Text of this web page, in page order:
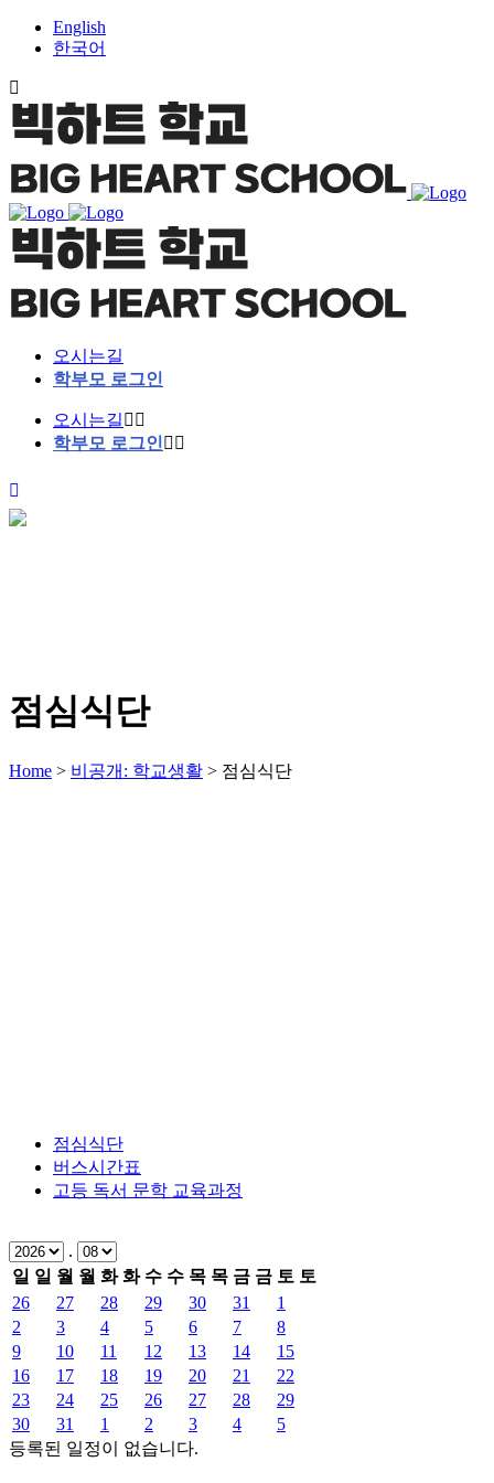
English
한국어
오시는길
학부모 로그인
오시는길
학부모 로그인
점심식단
Home > 비공개: 학교생활 > 점심식단
점심식단
버스시간표
고등 독서 문학 교육과정
.
일 일 월 월 화 화 수 수 목 목 금 금 토 토
26
27 28 29 30 31
1
2
3 4 5 6 7
8
9
10 11 12 13 14
15
16
17 18 19 20 21
22
23
24 25 26 27 28
29
30
31 1 2 3 4
5
등록된 일정이 없습니다.